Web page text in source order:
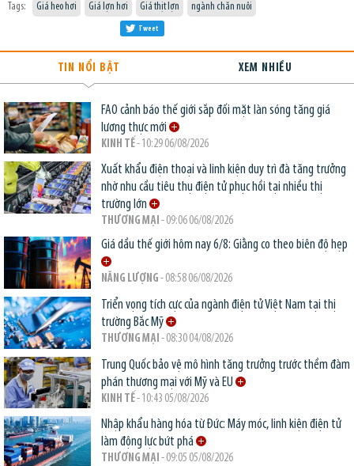
Tags: Giá heo hơi Giá lợn hơi Giá thịt lợn ngành chăn nuôi
Tweet
TIN NỔI BẬT XEM NHIỀU
FAO cảnh báo thế giới sắp đối mặt làn sóng tăng giá
lương thực mới
KINH TẾ- 10:29 06/08/2026
Xuất khẩu điện thoại và linh kiện duy trì đà tăng trưởng
nhờ nhu cầu tiêu thụ điện tử phục hồi tại nhiều thị
trường lớn
THƯƠNG MẠI - 09:06 06/08/2026
Giá dầu thế giới hôm nay 6/8: Giằng co theo biên độ hẹp
NĂNG LƯỢNG - 08:58 06/08/2026
Triển vọng tích cực của ngành điện tử Việt Nam tại thị
trường Bắc Mỹ
THƯƠNG MẠI - 08:30 04/08/2026
Trung Quốc bảo vệ mô hình tăng trưởng trước thềm đàm
phán thương mại với Mỹ và EU
KINH TẾ- 10:43 05/08/2026
Nhập khẩu hàng hóa từ Đức: Máy móc, linh kiện điện tử
làm động lực bứt phá
THƯƠNG MẠI - 09:05 05/08/2026